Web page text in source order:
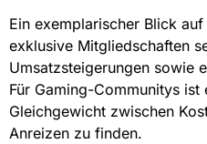
Ein exemplarischer Blick
exklusive Mitgliedschaften
Umsatzsteigerungen sowie
Für Gaming-Communitys
Gleichgewicht zwischen
Anreizen zu finden.